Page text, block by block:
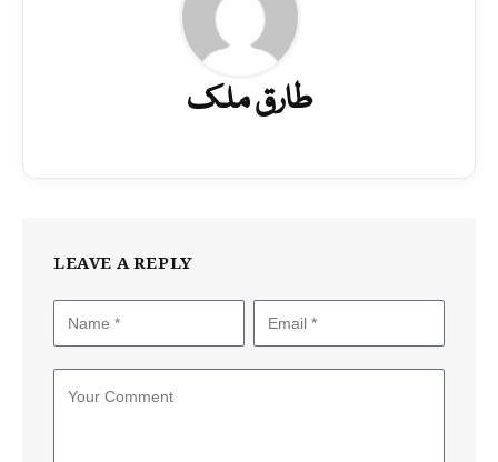
طارق ملک
LEAVE A REPLY